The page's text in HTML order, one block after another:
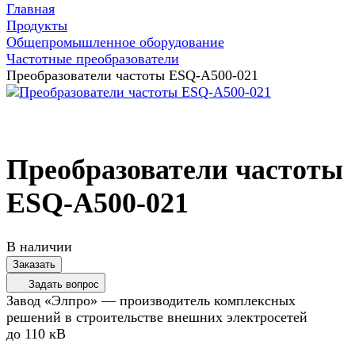
Главная
Продукты
Общепромышленное оборудование
Частотные преобразователи
Преобразователи частоты ESQ-A500-021
Преобразователи частоты
ESQ-A500-021
В наличии
Заказать
Задать вопрос
Завод «Элпро» — производитель комплексных
решений в строительстве внешних электросетей
до 110 кВ